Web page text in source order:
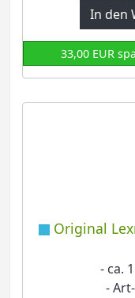
In den
33,00 EUR
Original
- ca.
-